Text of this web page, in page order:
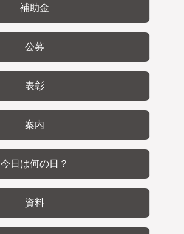
補助金
公募
表彰
案内
今日は何の日？
資料